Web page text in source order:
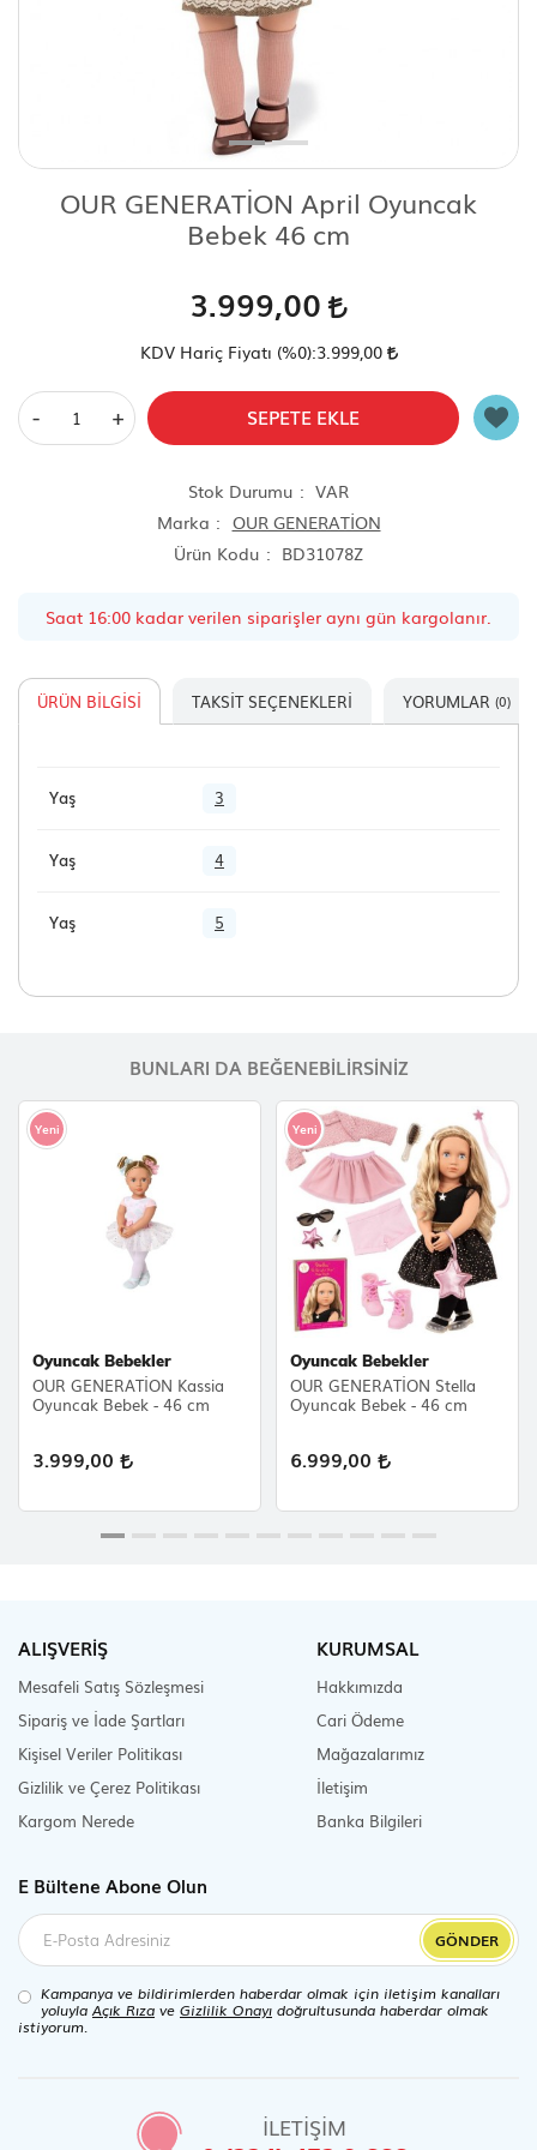
OUR GENERATİON April Oyuncak
Bebek 46 cm
3.999,00
KDV Hariç Fiyatı (%0):3.999,00
- + SEPETE EKLE
Stok Durumu
VAR
Marka
OUR GENERATİON
Ürün Kodu
BD31078Z
Saat 16:00 kadar verilen siparişler aynı gün kargolanır.
ÜRÜN BILGISI TAKSIT SEÇENEKLERI YORUMLAR (0)
Yaş 3
Yaş 4
Yaş 5
BUNLARI DA BEĞENEBILIRSINIZ
Yeni
Oyuncak Bebekler
OUR GENERATİON Kassia
Oyuncak Bebek - 46 cm
3.999,00
Yeni
Oyuncak Bebekler
OUR GENERATİON Stella
Oyuncak Bebek - 46 cm
6.999,00
ALIŞVERİŞ
Mesafeli Satış Sözleşmesi
Sipariş ve İade Şartları
Kişisel Veriler Politikası
Gizlilik ve Çerez Politikası
Kargom Nerede
KURUMSAL
Hakkımızda
Cari Ödeme
Mağazalarımız
İletişim
Banka Bilgileri
E Bültene Abone Olun
GÖNDER
Kampanya ve bildirimlerden haberdar olmak için iletişim kanalları
yoluylaAçık Rıza ve Gizlilik Onayı doğrultusunda haberdar olmak
istiyorum.
İLETİŞİM